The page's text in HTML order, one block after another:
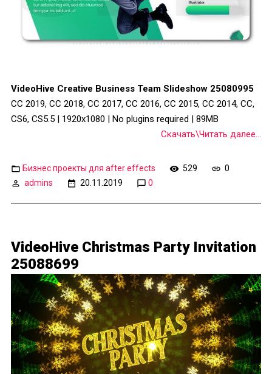
VideoHive Creative Business Team Slideshow 25080995
CC 2019, CC 2018, CC 2017, CC 2016, CC 2015, CC 2014, CC,
CS6, CS5.5 | 1920x1080 | No plugins required | 89MB
Скачать\Читать далее...
Бизнес проекты для after effects 529
0
admins
20.11.2019 0
VideoHive Christmas Party Invitation
25088699